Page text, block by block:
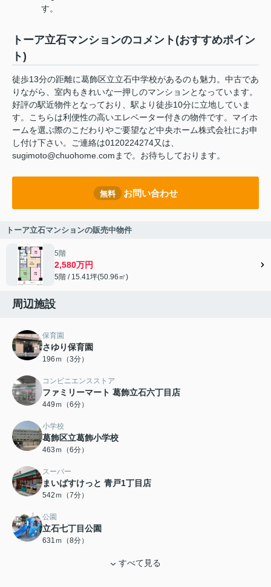
す。
トーア立石マンションのコメント(おすすめポイン
ト)
徒歩13分の距離に葛飾区立立石中学校があるのも魅力。中古であ
りながら、室内もきれいな一押しのマンションとなっています。
好評の駅近物件となっており、駅より徒歩10分に立地していま
す。こちらは利便性の高いエレベーター付きの物件です。マイホ
ームを選ぶ際のこだわりやご要望など中央ホーム株式会社にお申
し付け下さい。ご連絡は0120224274又は、
sugimoto@chuohome.comまで。お待ちしております。
無料 お問い合わせ
トーア立石マンションの販売中物件
5階
2,580万円
5階 / 15.41坪(50.96㎡)
周辺施設
保育園
さゆり保育園
196ｍ（3分）
コンビニエンスストア
ファミリーマート 葛飾立石六丁目店
449ｍ（6分）
小学校
葛飾区立葛飾小学校
463ｍ（6分）
スーパー
まいばすけっと 青戸1丁目店
542ｍ（7分）
公園
立石七丁目公園
631ｍ（8分）
すべて見る